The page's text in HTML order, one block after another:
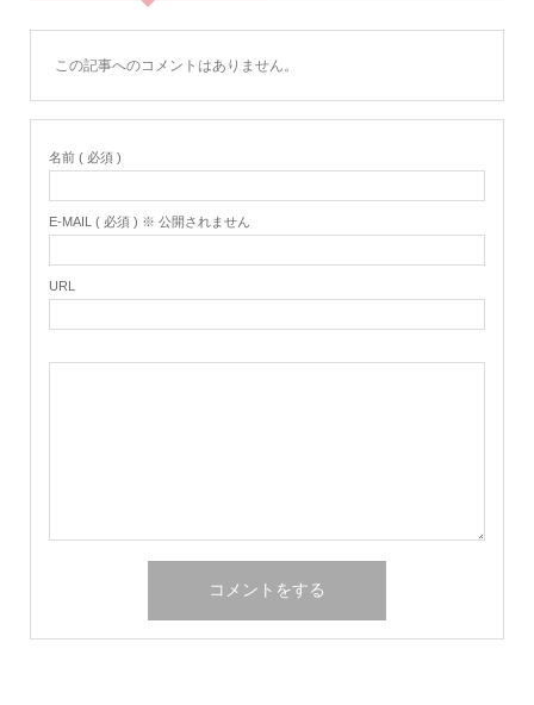
この記事へのコメントはありません。
名前 ( 必須 )
E-MAIL ( 必須 ) ※ 公開されません
URL